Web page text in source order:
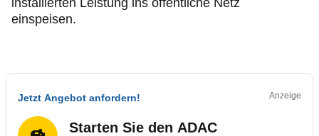
installierten Leistung ins öffentliche Netz
einspeisen.
Jetzt Angebot anfordern! Anzeige
Starten Sie den ADAC